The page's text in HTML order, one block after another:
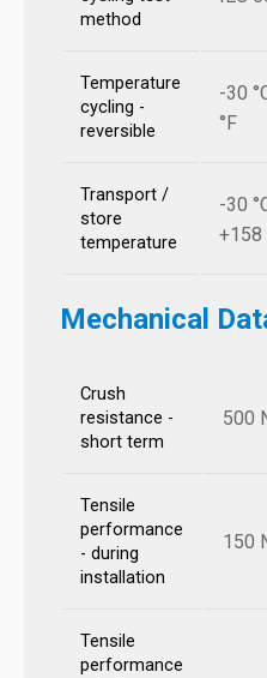
method
Temperature
cycling -
reversible
-30
°F
Transport /
store
temperature
-30
+158
Mechanical
Crush
resistance -
short term
500
Tensile
performance
- during
installation
150
Tensile
performance